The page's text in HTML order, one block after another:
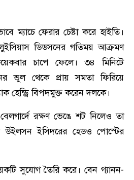
ম্যাচে ফেরার চেষ্টা করে হাইতি।
লুইসিয়াস ডিডসনের গতিময় আক্রমণ
চাপে ফেলে। ৩৪ মিনিটে
ভুল থেকে প্রায় সমতা ফিরিয়ে
হেন্ড্রি বিপদমুক্ত করেন দলকে।
রক্ষণ ভেঙে শট নিলেও তা
উইলসন ইসিদরের হেডও পোস্টের
সুযোগ তৈরি করে। বেন গ্যানন-